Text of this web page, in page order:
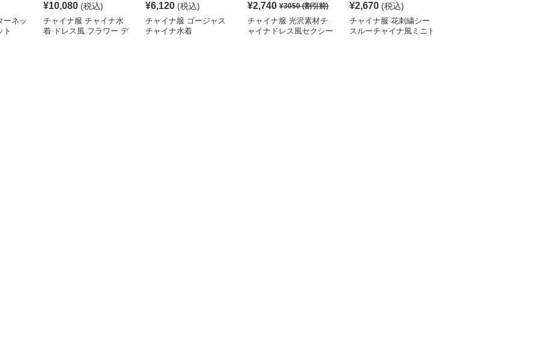
ーネッ
ト
¥10,080 (税込)
チャイナ服 チャイナ水
着 ドレス風 フラワー デ
¥6,120 (税込)
チャイナ服 ゴージャス
チャイナ水着
¥2,740 ¥3050(割引前)
チャイナ服 光沢素材チ
ャイナドレス風セクシー
¥2,670 (税込)
チャイナ服 花刺繍シー
スルーチャイナ風ミニド